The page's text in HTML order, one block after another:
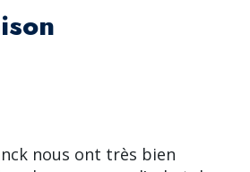
nous ont très bien